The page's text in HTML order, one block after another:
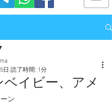
ン
ベイビー、アメ
日 読了時間: 1分